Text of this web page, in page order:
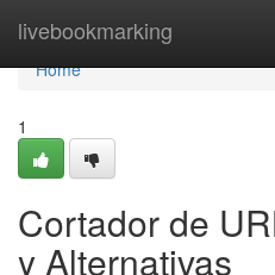
livebookmarking
Home
Home
1
Cortador de
y Alternativas